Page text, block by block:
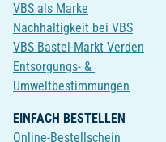
VBS als Marke
Nachhaltigkeit bei VBS
VBS Bastel-Markt Verden
Entsorgungs- &
Umweltbestimmungen
EINFACH BESTELLEN
Online-Bestellschein